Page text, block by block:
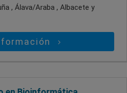
, Álava/Araba , Albacete y